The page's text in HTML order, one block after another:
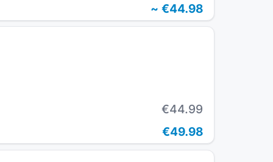
~€44.98
€44.99
€49.98